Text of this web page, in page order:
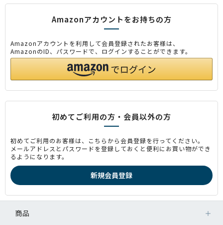
Amazonアカウントをお持ちの方
Amazonアカウントを利用して会員登録されたお客様は、
AmazonのID、パスワードで、ログインすることができます。
初めてご利用の方・会員以外の方
初めてご利用のお客様は、こちらから会員登録を行ってください。
メールアドレスとパスワードを登録しておくと便利にお買い物ができ
るようになります。
商品